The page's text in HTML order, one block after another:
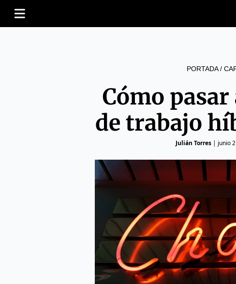
PORTADA/
Cómo
de trabajo
Julián Torres | junio